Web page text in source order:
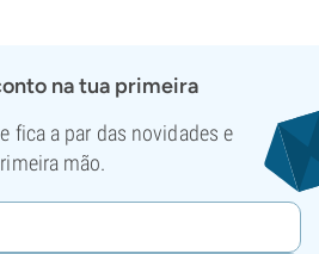
na tua primeira
fica a par das novidades e
mão.